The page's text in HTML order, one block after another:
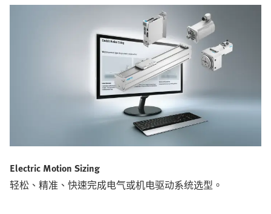
Electric Motion Sizing
轻松、精准、快速完成电气或机电驱动系统选型。